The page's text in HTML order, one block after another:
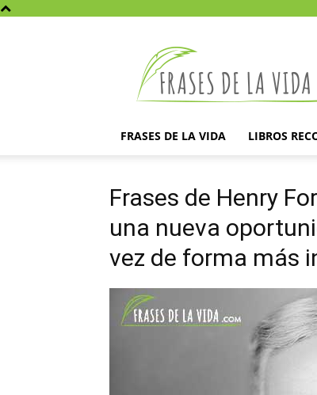
la
vida
FRASES DE LA VIDA LIBROS
Frases de Henry
una nueva
vez de forma más